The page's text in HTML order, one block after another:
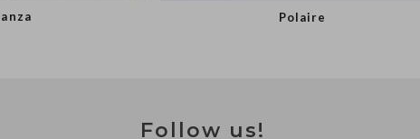
Polaire
Follow us!